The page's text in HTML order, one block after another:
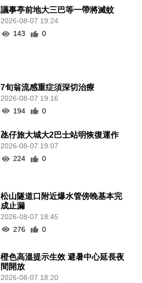
議事亭前地大三巴等一帶將滅蚊
2026-08-07 19:24
143
0
7旬翁流感重症須深切治療
2026-08-07 19:16
194
0
氹仔旅大城大2巴士站明恢復運作
2026-08-07 19:07
224
0
松山隧道口附近爆水管傍晚基本完
成止漏
2026-08-07 18:45
276
0
橙色高溫提示生效 避暑中心延長夜
間開放
2026-08-07 18:20